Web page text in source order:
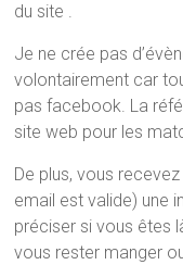
du site .
Je ne crée pas
volontairement car
pas facebook. La
site web pour les
De plus, vous
email est valide) une
préciser si vous êtes
vous rester manger